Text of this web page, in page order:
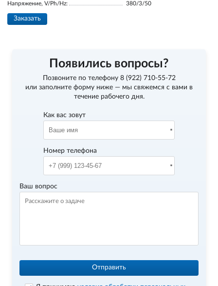
Напряжение, V/Ph/Hz:
380/3/50
Заказать
Появились вопросы?
Позвоните по телефону 8 (922) 710-55-72
или заполните форму ниже — мы свяжемся с вами в
течение рабочего дня.
Как вас зовут
Номер телефона
Ваш вопрос
Отправить